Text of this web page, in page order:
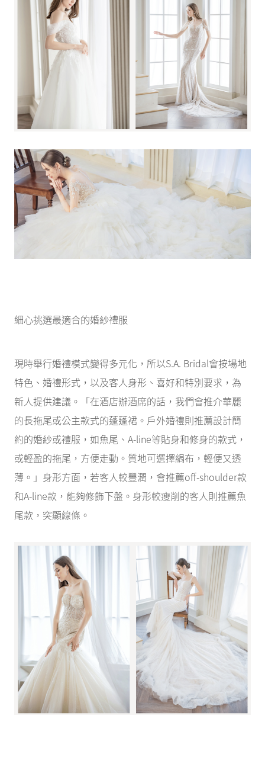
細心挑選最適合的婚紗禮服
現時舉行婚禮模式變得多元化，所以S.A. Bridal會按場地
特色、婚禮形式，以及客人身形、喜好和特別要求，為
新人提供建議。「在酒店辦酒席的話，我們會推介華麗
的長拖尾或公主款式的蓬蓬裙。戶外婚禮則推薦設計簡
約的婚紗或禮服，如魚尾、A-line等貼身和修身的款式，
或輕盈的拖尾，方便走動。質地可選擇絹布，輕便又透
薄。」身形方面，若客人較豐潤，會推薦off-shoulder款
和A-line款，能夠修飾下盤。身形較瘦削的客人則推薦魚
尾款，突顯線條。